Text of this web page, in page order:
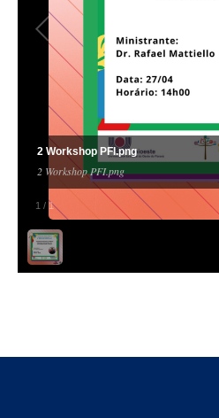
1 / 1
2 Workshop PFI.png
2 Workshop PFI.png